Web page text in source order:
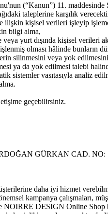
(“Kanun”) 11. maddesinde
taleplerine karşılık
kişisel verileri işleyip
bilgi alma,
yurt dışında kişisel verileri
olması hâlinde bunların
silinmesini veya yok
ya da yok edilmesi talebi
sistemler vasıtasıyla analiz
geçebilirsiniz.
GÜRKAN CAD.
daha iyi hizmet
kampanya çalışmaları,
NOIRRE DESIGN Online